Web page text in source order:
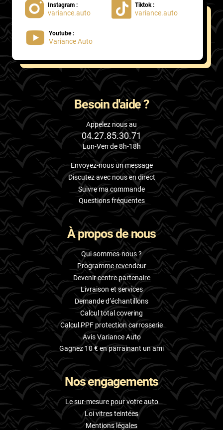
Proton
Renault
Rolls
Rover
Saab
Santana
Saturn
Scania
Scion
Seat
Skoda
Smart
Ssangyong
Subaru
Suzuki
Tata
Tesla
Toyota
Volkswagen
Volvo
Xpeng
Instagram :
variance.auto
Tiktok :
variance.auto
Youtube :
Variance Auto
Besoin d'aide ?
Appelez nous au
04.27.85.30.71
Lun-Ven de 8h-18h
Envoyez-nous un message
Discutez avec nous en direct
Suivre ma commande
Questions fréquentes
À propos de nous
Qui sommes-nous ?
Programme revendeur
Devenir centre partenaire
Livraison et services
Demande d’échantillons
Calcul total covering
Calcul PPF protection carrosserie
Avis Variance Auto
Gagnez 10 € en parrainant un ami
Nos engagements
Le sur-mesure pour votre auto
Loi vitres teintées
Mentions légales